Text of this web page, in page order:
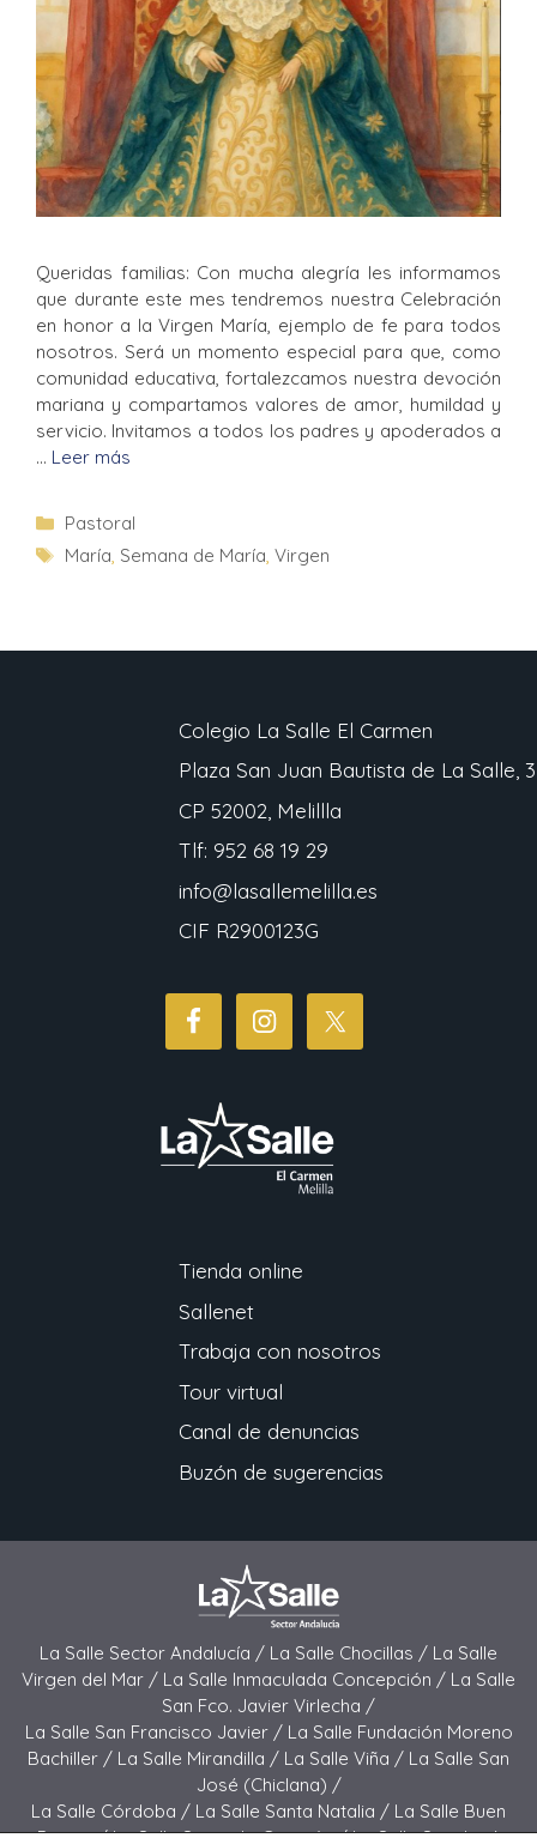
Queridas familias: Con mucha alegría les informamos
que durante este mes tendremos nuestra Celebración
en honor a la Virgen María, ejemplo de fe para todos
nosotros. Será un momento especial para que, como
comunidad educativa, fortalezcamos nuestra devoción
mariana y compartamos valores de amor, humildad y
servicio. Invitamos a todos los padres y apoderados a
… Leer más
Pastoral
María, Semana de María, Virgen
Colegio La Salle El Carmen
Plaza San Juan Bautista de La Salle, 3
CP 52002, Melillla
Tlf: 952 68 19 29
info@lasallemelilla.es
CIF R2900123G
Tienda online
Sallenet
Trabaja con nosotros
Tour virtual
Canal de denuncias
Buzón de sugerencias
La Salle Sector Andalucía / La Salle Chocillas / La Salle
Virgen del Mar / La Salle Inmaculada Concepción / La Salle
San Fco. Javier Virlecha /
La Salle San Francisco Javier / La Salle Fundación Moreno
Bachiller / La Salle Mirandilla / La Salle Viña / La Salle San
José (Chiclana) /
La Salle Córdoba / La Salle Santa Natalia / La Salle Buen
Pastor /La Salle Sagrado Corazón /La Salle San José